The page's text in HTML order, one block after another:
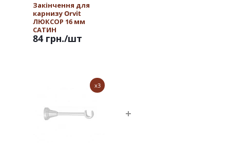
Закінчення для
карнизу Orvit
ЛЮКСОР 16 мм
САТИН
84 грн./шт
x3